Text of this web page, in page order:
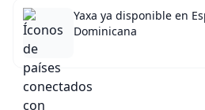
Yaxa ya disponible en
Dominicana